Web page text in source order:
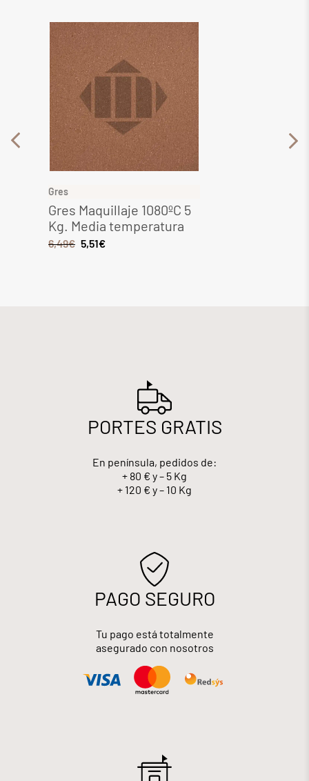
Gres
Gres Maquillaje 1080ºC 5
Kg. Media temperatura
6,49€ 5,51€
PORTES GRATIS
En península, pedidos de:
+ 80 € y – 5 Kg
+ 120 € y – 10 Kg
PAGO SEGURO
Tu pago está totalmente
asegurado con nosotros